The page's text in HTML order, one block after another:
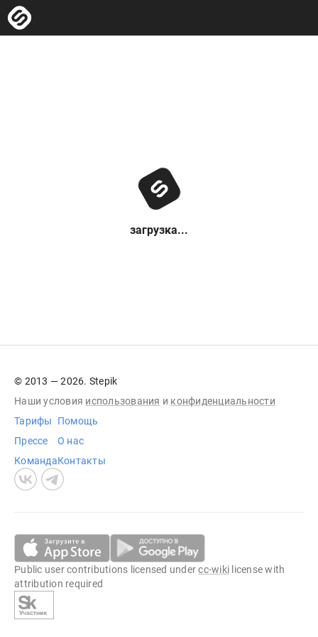
загрузка...
© 2013 — 2026. Stepik
Наши условия использования и конфиденциальности
Тарифы
Прессе
Команда
Помощь
О нас
Контакты
Public user contributions licensed undercc-wiki license with
attribution required